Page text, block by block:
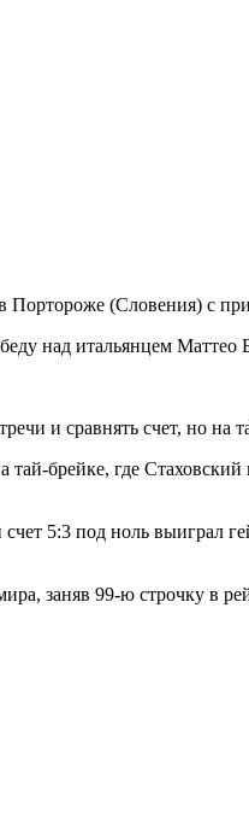
Портороже (Словения) с
над итальянцем Маттео
и сравнять счет, но на
брейке, где
5:3 под ноль выиграл
заняв 99-ю строчку в